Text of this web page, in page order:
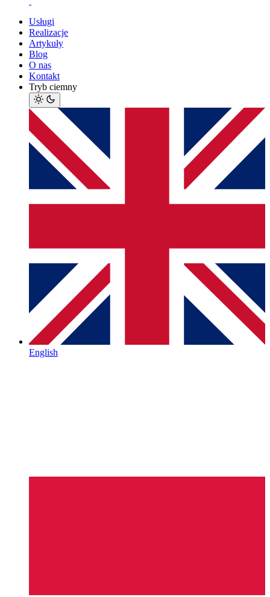
Usługi
Realizacje
Artykuły
Blog
O nas
Kontakt
Tryb ciemny
English